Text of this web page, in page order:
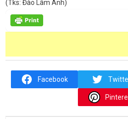
(Tks: Đào Lâm Anh)
Facebook